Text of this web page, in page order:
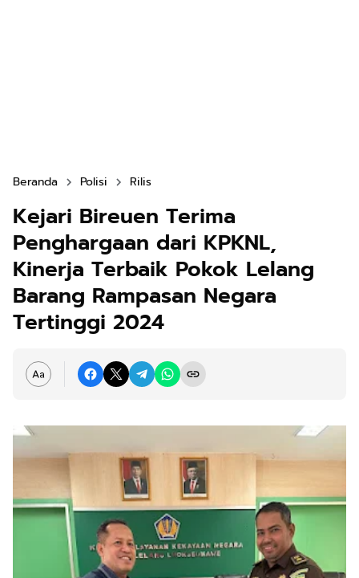
Beranda Polisi Rilis
Kejari Bireuen Terima
Penghargaan dari KPKNL,
Kinerja Terbaik Pokok Lelang
Barang Rampasan Negara
Tertinggi 2024